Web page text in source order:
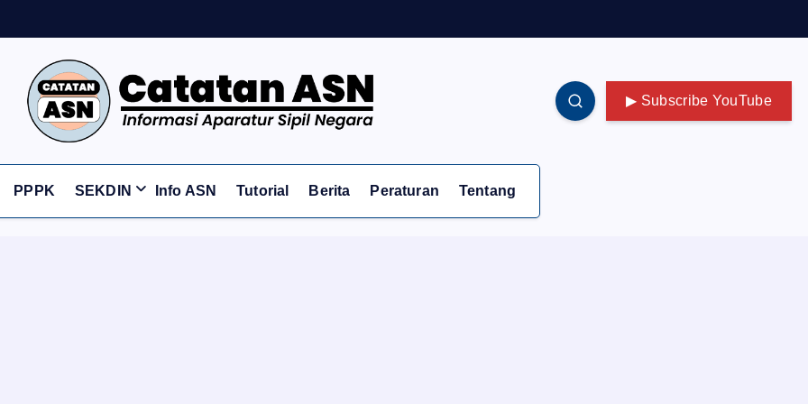
Informasi Aparatur Sipil Negara ▶ Subscribe YouTube
PPPK SEKDIN Info ASN Tutorial Berita Peraturan Tentang